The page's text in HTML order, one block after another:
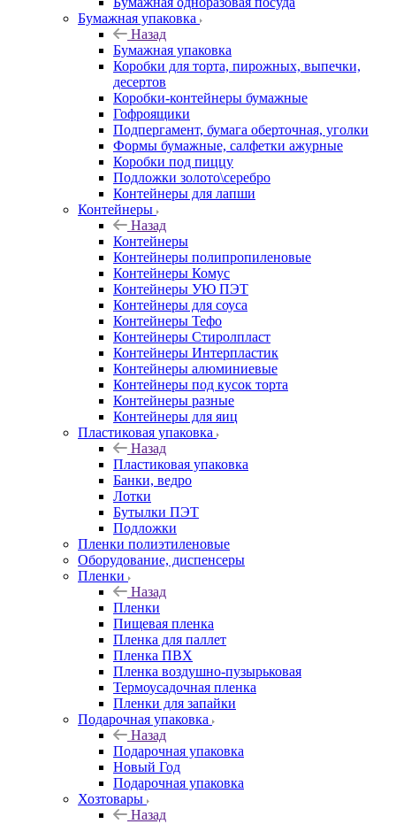
Бумажная упаковка
Назад
Бумажная упаковка
Коробки для торта, пирожных, выпечки,
десертов
Коробки-контейнеры бумажные
Гофроящики
Подпергамент, бумага оберточная, уголки
Формы бумажные, салфетки ажурные
Коробки под пиццу
Подложки золото\серебро
Контейнеры для лапши
Контейнеры
Назад
Контейнеры
Контейнеры полипропиленовые
Контейнеры Комус
Контейнеры УЮ ПЭТ
Контейнеры для соуса
Контейнеры Тефо
Контейнеры Стиролпласт
Контейнеры Интерпластик
Контейнеры алюминиевые
Контейнеры под кусок торта
Контейнеры разные
Контейнеры для яиц
Пластиковая упаковка
Назад
Пластиковая упаковка
Банки, ведро
Лотки
Бутылки ПЭТ
Подложки
Пленки полиэтиленовые
Оборудование, диспенсеры
Пленки
Назад
Пленки
Пищевая пленка
Пленка для паллет
Пленка ПВХ
Пленка воздушно-пузырьковая
Термоусадочная пленка
Пленки для запайки
Подарочная упаковка
Назад
Подарочная упаковка
Новый Год
Подарочная упаковка
Хозтовары
Назад